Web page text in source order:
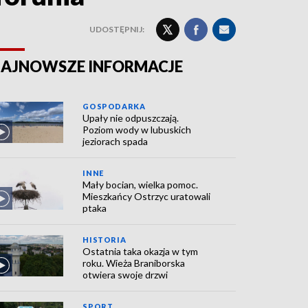
UDOSTĘPNIJ:
INFORMACJE
GOSPODARKA
Upały nie odpuszczają.
Poziom wody w lubuskich
jeziorach spada
INNE
Mały bocian, wielka pomoc.
Mieszkańcy Ostrzyc uratowali
ptaka
HISTORIA
Ostatnia taka okazja w tym
roku. Wieża Braniborska
otwiera swoje drzwi